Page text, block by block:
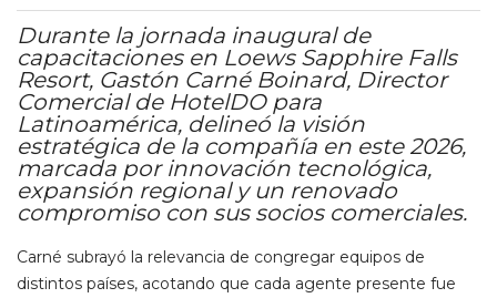
Durante la jornada inaugural de
capacitaciones en Loews Sapphire Falls
Resort, Gastón Carné Boinard, Director
Comercial de HotelDO para
Latinoamérica, delineó la visión
estratégica de la compañía en este 2026,
marcada por innovación tecnológica,
expansión regional y un renovado
compromiso con sus socios comerciales.
Carné subrayó la relevancia de congregar equipos de
distintos países, acotando que cada agente presente fue